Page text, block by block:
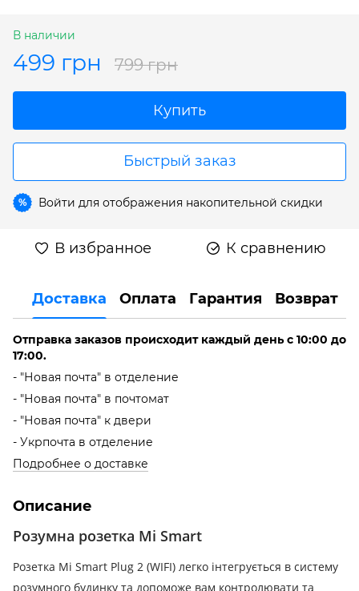
В наличии
499 грн 799 грн
Купить
Быстрый заказ
% Войти для отображения накопительной скидки
В избранное К сравнению
Доставка Оплата Гарантия Возврат
Отправка заказов происходит каждый день с 10:00 до
17:00.
- "Новая почта" в отделение
- "Новая почта" в почтомат
- "Новая почта" к двери
- Укрпочта в отделение
Подробнее о доставке
Описание
Розумна розетка Mi Smart
Розетка Mi Smart Plug 2 (WIFI) легко інтегрується в систему
розумного будинку та допоможе вам контролювати та